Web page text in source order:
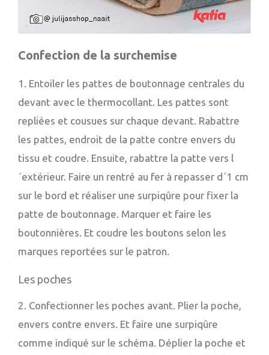
Confection de la surchemise
1. Entoiler les pattes de boutonnage centrales du
devant avec le thermocollant. Les pattes sont
repliées et cousues sur chaque devant. Rabattre
les pattes, endroit de la patte contre envers du
tissu et coudre. Ensuite, rabattre la patte vers l
´extérieur. Faire un rentré au fer à repasser d´1 cm
sur le bord et réaliser une surpiqûre pour fixer la
patte de boutonnage. Marquer et faire les
boutonnières. Et coudre les boutons selon les
marques reportées sur le patron.
Les poches
2. Confectionner les poches avant. Plier la poche,
envers contre envers. Et faire une surpiqûre
comme indiqué sur le schéma. Déplier la poche et